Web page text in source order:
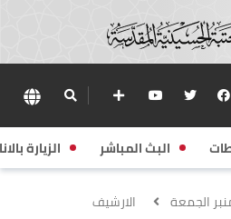
البث المباشر الزيارة
الجمعة الارشيف